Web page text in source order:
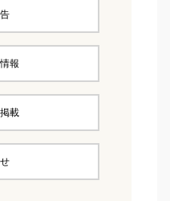
報
載